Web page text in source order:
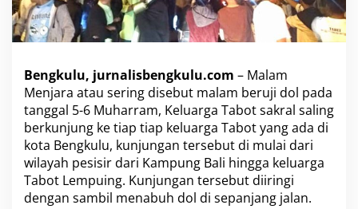
g
a
T
b
t
S
a
i
n
g
B
Bengkulu, jurnalisbengkulu.com – Malam
Menjara atau sering disebut malam beruji dol pada
tanggal 5-6 Muharram, Keluarga Tabot sakral saling
berkunjung ke tiap tiap keluarga Tabot yang ada di
kota Bengkulu, kunjungan tersebut di mulai dari
wilayah pesisir dari Kampung Bali hingga keluarga
Tabot Lempuing. Kunjungan tersebut diiringi
dengan sambil menabuh dol di sepanjang jalan.